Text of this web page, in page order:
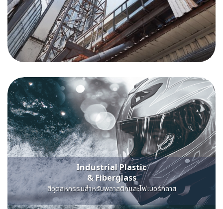
Industrial Plastic
& Fiberglass
สีอุตสหกรรมสําหรับพลาสติกและไฟเบอร์กลาส